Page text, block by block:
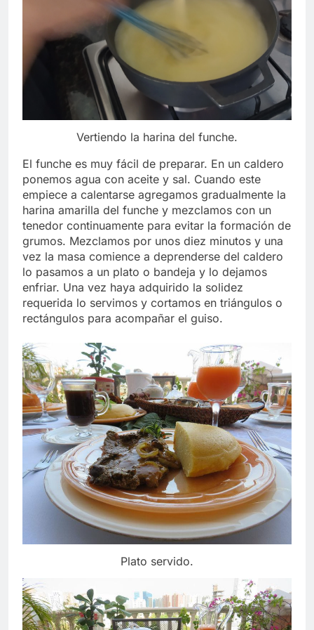
Vertiendo la harina del funche.
El funche es muy fácil de preparar. En un caldero
ponemos agua con aceite y sal. Cuando este
empiece a calentarse agregamos gradualmente la
harina amarilla del funche y mezclamos con un
tenedor continuamente para evitar la formación de
grumos. Mezclamos por unos diez minutos y una
vez la masa comience a deprenderse del caldero
lo pasamos a un plato o bandeja y lo dejamos
enfriar. Una vez haya adquirido la solidez
requerida lo servimos y cortamos en triángulos o
rectángulos para acompañar el guiso.
Plato servido.